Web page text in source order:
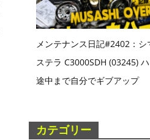
メンテナンス日記#2402：
ステラ C3000SDH (03245)
途中まで自分でギブアップ
カテゴリー